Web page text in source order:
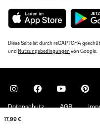
17,99 €
Diese Seite ist durch reCAPTCHA
und Nutzungsbedingungen von Google.
Datenschutz AGB
Copyright © 2026 Klarstein. All